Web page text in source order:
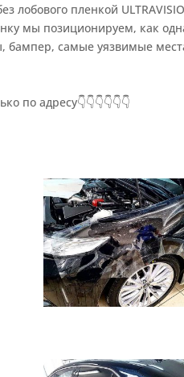
лобового пленкой
мы позиционируем, как
бампер, самые уязвимые
по адресу👇👇👇👇👇👇